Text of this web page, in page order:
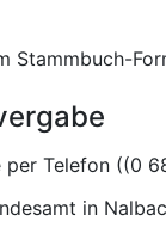
Stammbuch-
per Telefon (
in